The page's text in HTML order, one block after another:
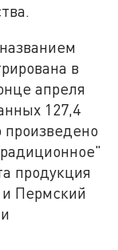
в
апреля
127,4
произведено
продукция
Пермский